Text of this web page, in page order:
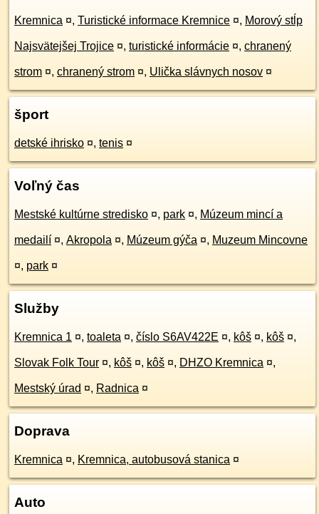
Kremnica ¤, Turistické informace Kremnice ¤, Morový stĺp
Najsvätejšej Trojice ¤, turistické informácie ¤, chranený
strom ¤, chranený strom ¤, Ulička slávnych nosov ¤
šport
detské ihrisko ¤, tenis ¤
Voľný čas
Mestské kultúrne stredisko ¤, park ¤, Múzeum mincí a
medailí ¤, Akropola ¤, Múzeum gýča ¤, Muzeum Mincovne
¤, park ¤
Služby
Kremnica 1 ¤, toaleta ¤, číslo S6AV422E ¤, kôš ¤, kôš ¤,
Slovak Folk Tour ¤, kôš ¤, kôš ¤, DHZO Kremnica ¤,
Mestský úrad ¤, Radnica ¤
Doprava
Kremnica ¤, Kremnica, autobusová stanica ¤
Auto